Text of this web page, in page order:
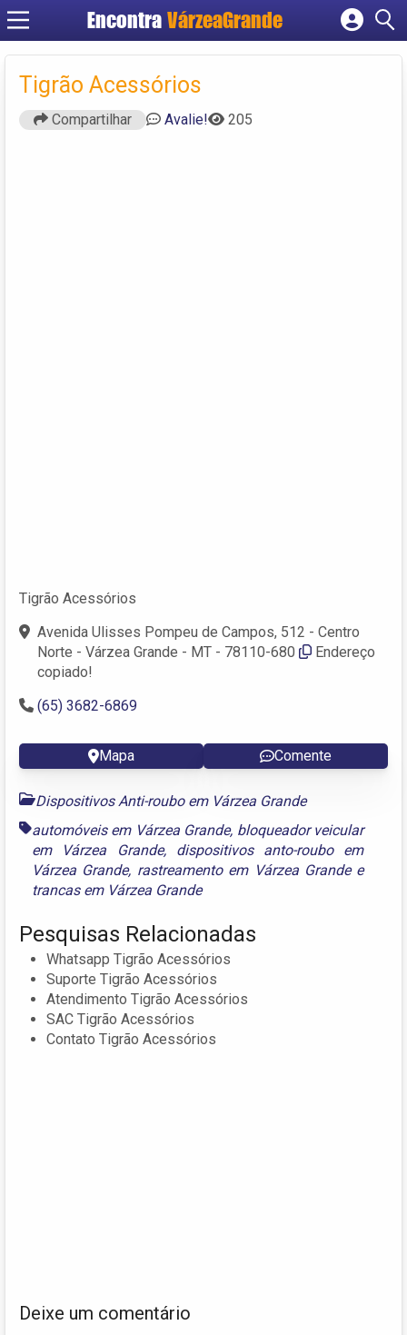
Encontra VárzeaGrande
Cadastrar empresa
Criar conta
Tigrão Acessórios
Compartilhar Avalie! 205
Tigrão Acessórios
Avenida Ulisses Pompeu de Campos, 512 - Centro
Norte - Várzea Grande - MT - 78110-680
Endereço
copiado!
(65) 3682-6869
Mapa Comente
Dispositivos Anti-roubo em Várzea Grande
automóveis em Várzea Grande, bloqueador veicular
em Várzea Grande, dispositivos anto-roubo em
Várzea Grande, rastreamento em Várzea Grandee
trancas em Várzea Grande
Pesquisas Relacionadas
Whatsapp Tigrão Acessórios
Suporte Tigrão Acessórios
Atendimento Tigrão Acessórios
SAC Tigrão Acessórios
Contato Tigrão Acessórios
Deixe um comentário